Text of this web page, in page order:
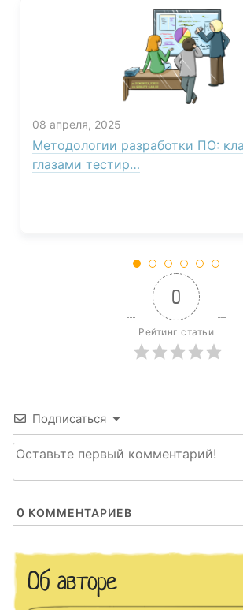
08 апреля, 2025
Методологии разработки ПО:
глазами тестир…
0
Рейтинг статьи
Подписаться
0 КОММЕНТАРИЕВ
Об авторе